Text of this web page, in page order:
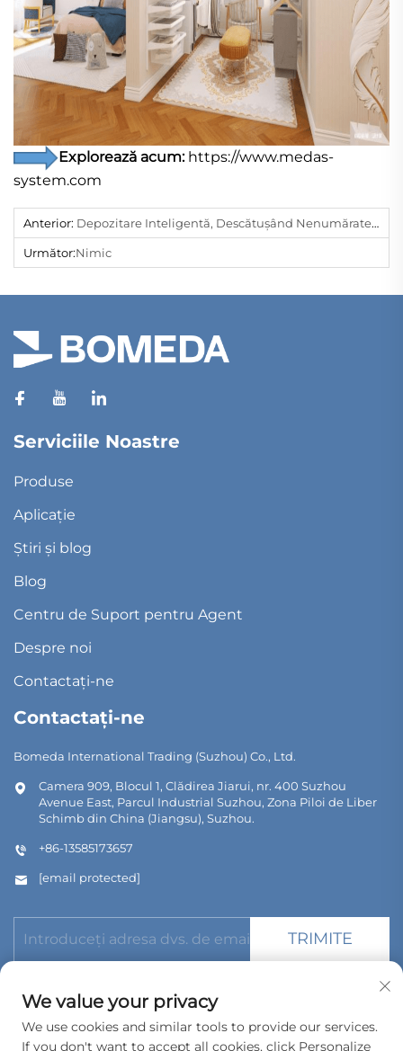
Explorează acum: https://www.medas-
system.com
Anterior: Depozitare Inteligentă, Descătușând Nenumărate Posibilități Pentru Casă | Mărturii Despre Sistemul De Depozitare Bomeda
Următor:Nimic
Serviciile Noastre
Produse
Aplicație
Știri și blog
Blog
Centru de Suport pentru Agent
Despre noi
Contactați-ne
Contactați-ne
Bomeda International Trading (Suzhou) Co., Ltd.
Camera 909, Blocul 1, Clădirea Jiarui, nr. 400 Suzhou
Avenue East, Parcul Industrial Suzhou, Zona Piloi de Liber
Schimb din China (Jiangsu), Suzhou.
+86-13585173657
[email protected]
TRIMITE
Copyright © 2026 Bomeda International Trading (Suzhou) Co.,
We value your privacy
We use cookies and similar tools to provide our services.
If you don't want to accept all cookies, click Personalize